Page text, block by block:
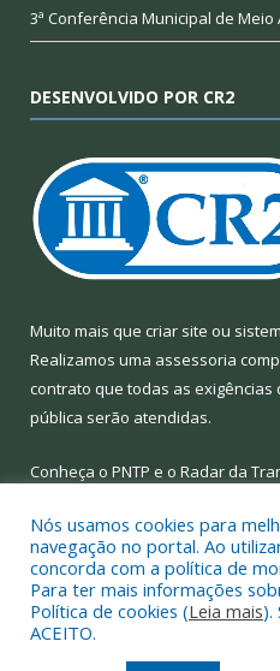
3ª Conferência Municipal de Meio
DESENVOLVIDO POR CR2
Muito mais que criar site ou
Realizamos uma assessoria
contrato que todas as exigências
pública serão atendidas.
Conheça o PNTP e o Radar da
Todos os direitos reservados a
do
Nós usamos cookies para
navegação no portal. Ao
concorda com a política de
Para ter mais informações
Política de cookies (Leia mais).
ACEITO.